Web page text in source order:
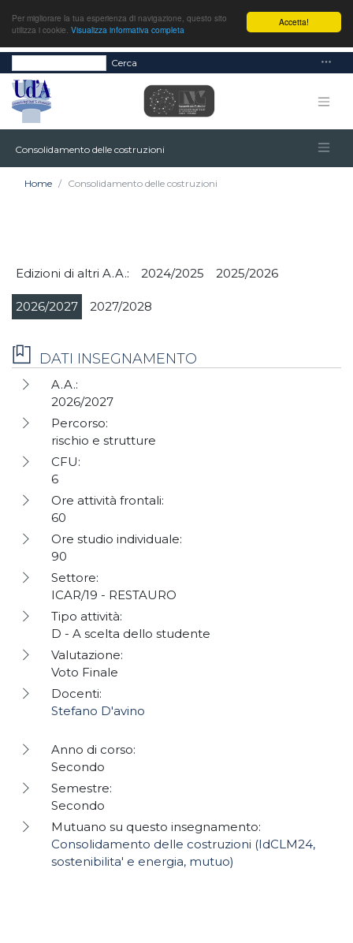
Accetta!
Per migliorare la tua esperienza di navigazione, questo sito
utilizza i cookie. Visualizza informativa completa
Cerca
Consolidamento delle costruzioni
Home Consolidamento delle costruzioni
Edizioni di altri A.A.: 2024/2025 2025/2026
2026/2027 2027/2028
DATI INSEGNAMENTO
A.A.:
2026/2027
Percorso:
rischio e strutture
CFU:
6
Ore attività frontali:
60
Ore studio individuale:
90
Settore:
ICAR/19 - RESTAURO
Tipo attività:
D - A scelta dello studente
Valutazione:
Voto Finale
Docenti:
Stefano D'avino
Anno di corso:
Secondo
Semestre:
Secondo
Mutuano su questo insegnamento:
Consolidamento delle costruzioni (IdCLM24,
sostenibilita' e energia, mutuo)